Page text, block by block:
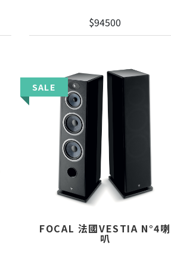
$94500
FOCAL 法國VESTIA N°4喇
叭
SALE